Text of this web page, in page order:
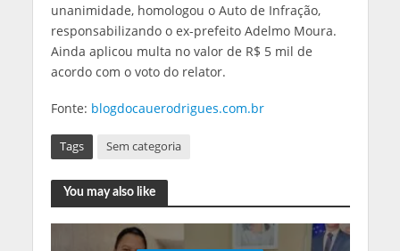
unanimidade, homologou o Auto de Infração,
responsabilizando o ex-prefeito Adelmo Moura.
Ainda aplicou multa no valor de R$ 5 mil de
acordo com o voto do relator.
Fonte: blogdocauerodrigues.com.br
Tags Sem categoria
You may also like